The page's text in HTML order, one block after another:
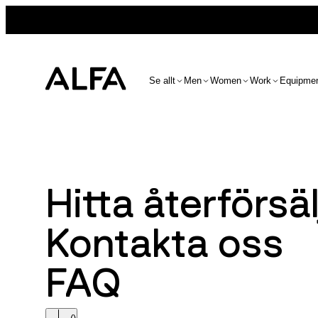
Se allt Men Women Work
Hitta
Kontakta oss
FAQ